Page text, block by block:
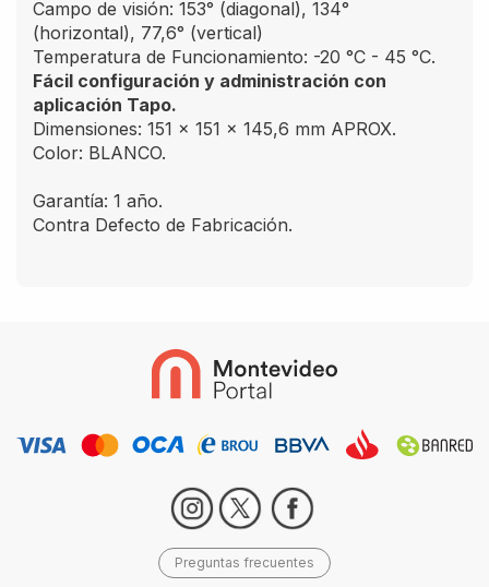
Campo de visión: 153° (diagonal), 134°
(horizontal), 77,6° (vertical)
Temperatura de Funcionamiento: -20 °C - 45 °C.
Fácil configuración y administración con
aplicación Tapo.
Dimensiones: 151 x 151 x 145,6 mm APROX.
Color: BLANCO.
Garantía: 1 año.
Contra Defecto de Fabricación.
Preguntas frecuentes